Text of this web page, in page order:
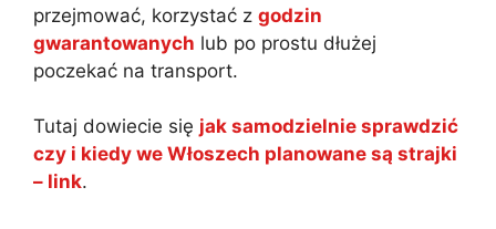
przejmować, korzystać z godzin
gwarantowanych lub po prostu dłużej
poczekać na transport.
Tutaj dowiecie się jak samodzielnie sprawdzić
czy i kiedy we Włoszech planowane są strajki
– link.